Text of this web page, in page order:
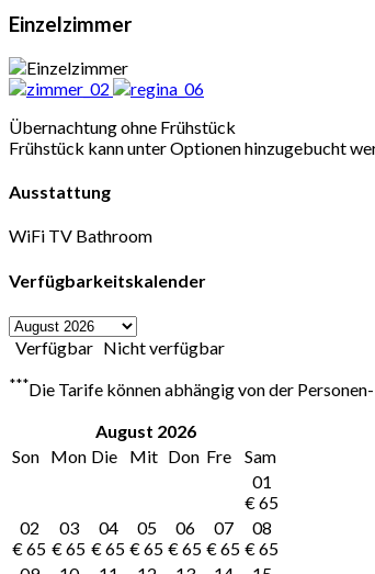
Einzelzimmer
Übernachtung ohne Frühstück
Frühstück kann unter Optionen hinzugebucht
Ausstattung
WiFi TV Bathroom
Verfügbarkeitskalender
Verfügbar Nicht verfügbar
***Die Tarife können abhängig von der
August 2026
Son Mon Die Mit Don Fre
Sam
01
€65
02
€65
03
€65
04
€65
05
€65
06
€65
07
€65
08
€65